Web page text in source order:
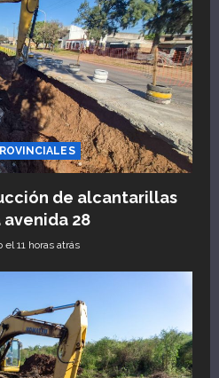
de alcantarillas
28
el 11 horas atrás